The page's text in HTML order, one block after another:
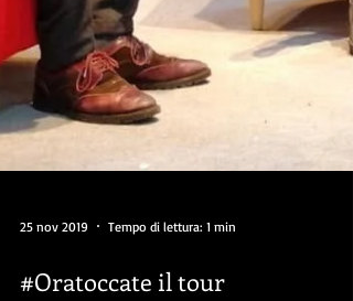
25 nov 2019 Tempo di lettura: 1 min